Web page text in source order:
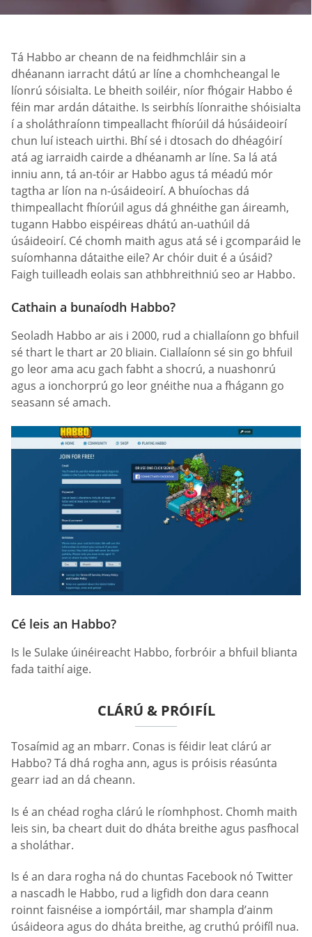
Tá Habbo ar cheann de na feidhmchláir sin a
dhéanann iarracht dátú ar líne a chomhcheangal le
líonrú sóisialta. Le bheith soiléir, níor fhógair Habbo é
féin mar ardán dátaithe. Is seirbhís líonraithe shóisialta
í a sholáthraíonn timpeallacht fhíorúil dá húsáideoirí
chun luí isteach uirthi. Bhí sé i dtosach do dhéagóirí
atá ag iarraidh cairde a dhéanamh ar líne. Sa lá atá
inniu ann, tá an-tóir ar Habbo agus tá méadú mór
tagtha ar líon na n-úsáideoirí. A bhuíochas dá
thimpeallacht fhíorúil agus dá ghnéithe gan áireamh,
tugann Habbo eispéireas dhátú an-uathúil dá
úsáideoirí. Cé chomh maith agus atá sé i gcomparáid le
suíomhanna dátaithe eile? Ar chóir duit é a úsáid?
Faigh tuilleadh eolais san athbhreithniú seo ar Habbo.
Cathain a bunaíodh Habbo?
Seoladh Habbo ar ais i 2000, rud a chiallaíonn go bhfuil
sé thart le thart ar 20 bliain. Ciallaíonn sé sin go bhfuil
go leor ama acu gach fabht a shocrú, a nuashonrú
agus a ionchorprú go leor gnéithe nua a fhágann go
seasann sé amach.
Cé leis an Habbo?
Is le Sulake úinéireacht Habbo, forbróir a bhfuil blianta
fada taithí aige.
CLÁRÚ & PRÓIFÍL
Tosaímid ag an mbarr. Conas is féidir leat clárú ar
Habbo? Tá dhá rogha ann, agus is próisis réasúnta
gearr iad an dá cheann.
Is é an chéad rogha clárú le ríomhphost. Chomh maith
leis sin, ba cheart duit do dháta breithe agus pasfhocal
a sholáthar.
Is é an dara rogha ná do chuntas Facebook nó Twitter
a nascadh le Habbo, rud a ligfidh don dara ceann
roinnt faisnéise a iompórtáil, mar shampla d’ainm
úsáideora agus do dháta breithe, ag cruthú próifíl nua.